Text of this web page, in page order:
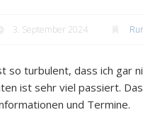
3. September 2024
so turbulent, dass ich gar
ist sehr viel passiert.
und Termine.